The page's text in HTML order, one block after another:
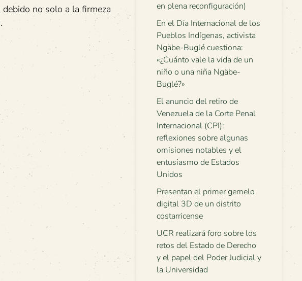
no solo a la firmeza
en plena reconfiguración)
En el Día Internacional de los
Pueblos Indígenas, activista
Ngäbe-Buglé cuestiona:
«¿Cuánto vale la vida de un
niño o una niña Ngäbe-
Buglé?»
El anuncio del retiro de
Venezuela de la Corte Penal
Internacional (CPI):
reflexiones sobre algunas
omisiones notables y el
entusiasmo de Estados
Unidos
Presentan el primer gemelo
digital 3D de un distrito
costarricense
UCR realizará foro sobre los
retos del Estado de Derecho
y el papel del Poder Judicial y
la Universidad